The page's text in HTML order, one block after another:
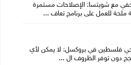
مع شويتسا: الإصلاحات مستمرة
ملحة للعمل على برنامج تعاف ...
فلسطين في بروكسل: لا يمكن لأي
دون توفر الظروف ال ...